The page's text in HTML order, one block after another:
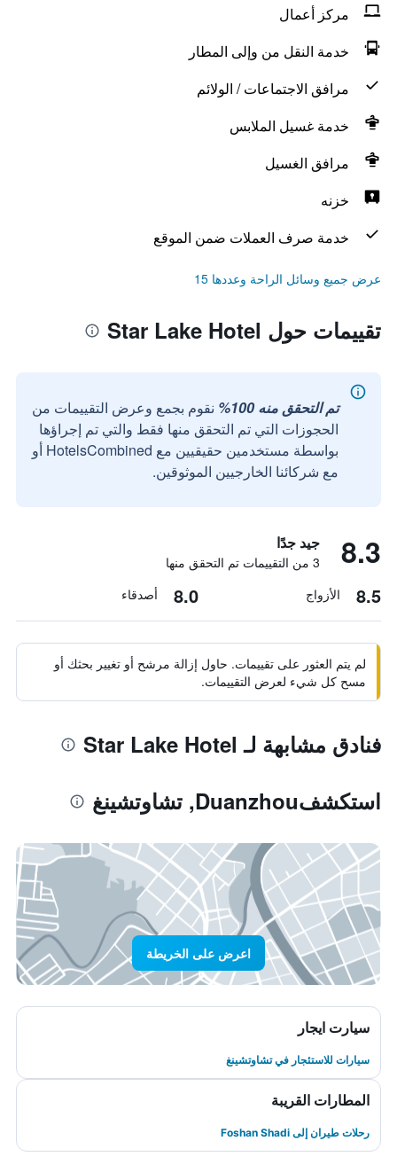
مركز أعمال
خدمة النقل من وإلى المطار
مرافق الاجتماعات / الولائم
خدمة غسيل الملابس
مرافق الغسيل
خزنه
خدمة صرف العملات ضمن الموقع
عرض جميع وسائل الراحة وعددها 15
تقييمات حول Star Lake Hotel
تم التحقق منه 100%
نقوم بجمع وعرض التقييمات من
الحجوزات التي تم التحقق منها فقط والتي تم إجراؤها
بواسطة مستخدمين حقيقيين مع HotelsCombined أو
مع شركائنا الخارجيين الموثوقين.
8.3 جيد جدًا
3 من التقييمات تم التحقق منها
8.5 الأزواج 8.0 أصدقاء
لم يتم العثور على تقييمات. حاول إزالة مرشح أو تغيير بحثك أو
مسح كل شيء لعرض التقييمات.
فنادق مشابهة لـ Star Lake Hotel
استكشفDuanzhou, تشاوتشينغ
اعرض على الخريطة
سيارت ايجار
سيارات للاستئجار في تشاوتشينغ
المطارات القريبة
رحلات طيران إلى Foshan Shadi